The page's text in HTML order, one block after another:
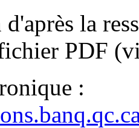
la
PDF
: